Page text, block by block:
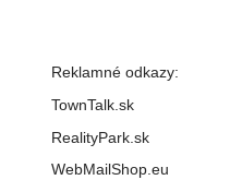
Reklamné odkazy:
TownTalk.sk
RealityPark.sk
WebMailShop.eu